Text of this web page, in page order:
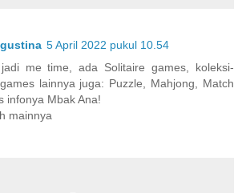
5 April 2022 pukul 10.54
me time, ada Solitaire games, koleksi-
lainnya juga: Puzzle, Mahjong, Match
infonya Mbak Ana!
mainnya